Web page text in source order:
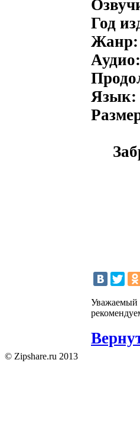
Год
Жанр:
Аудио:
Язык:
Уважаемый
© Zipshare.ru 2013